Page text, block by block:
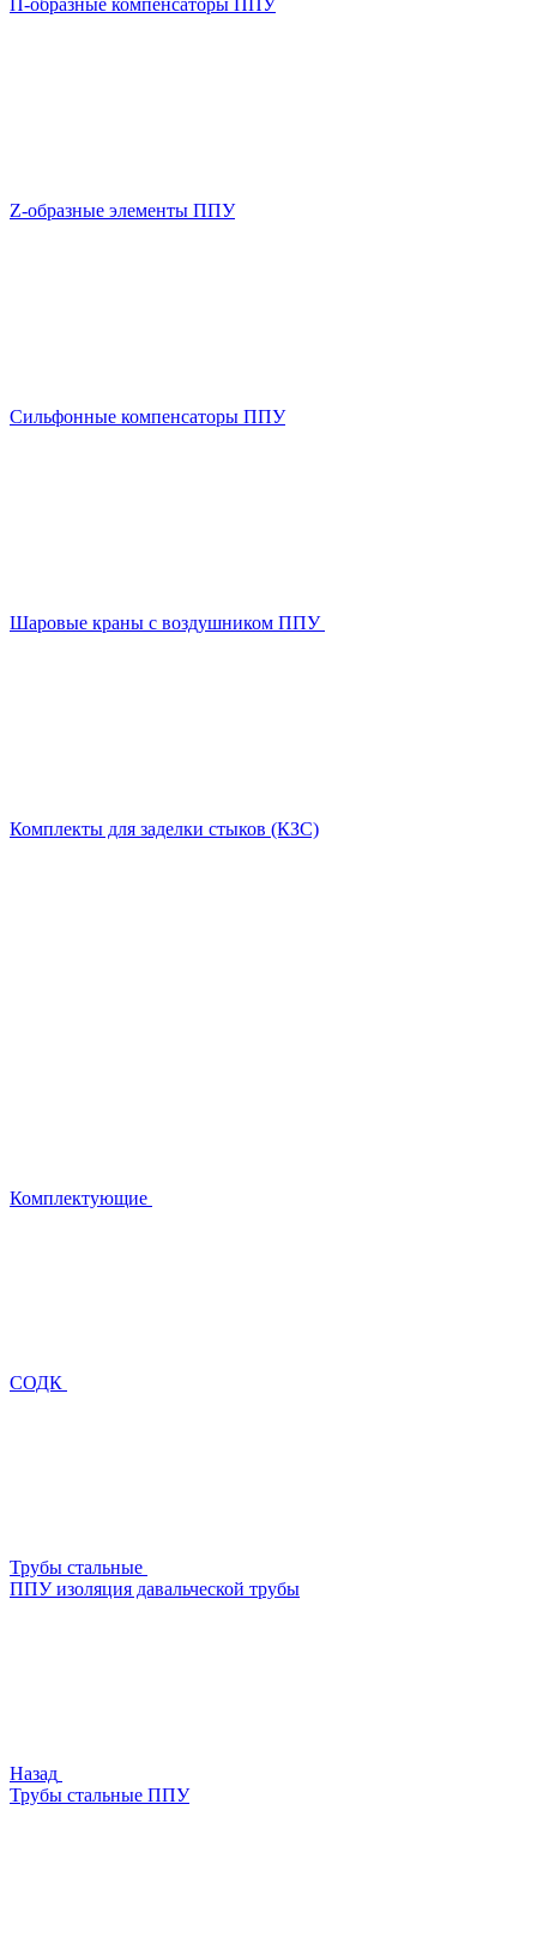
П-образные компенсаторы ППУ
Z-образные элементы ППУ
Сильфонные компенсаторы ППУ
Шаровые краны с воздушником ППУ
Комплекты для заделки стыков (КЗС)
Комплектующие
СОДК
Трубы стальные
ППУ изоляция давальческой трубы
Назад
Трубы стальные ППУ